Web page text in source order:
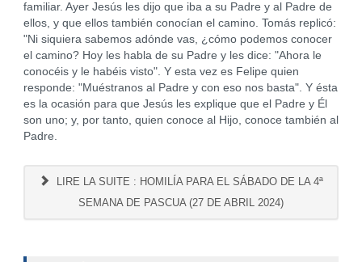
familiar. Ayer Jesús les dijo que iba a su Padre y al Padre de
ellos, y que ellos también conocían el camino. Tomás replicó:
"Ni siquiera sabemos adónde vas, ¿cómo podemos conocer
el camino? Hoy les habla de su Padre y les dice: "Ahora le
conocéis y le habéis visto". Y esta vez es Felipe quien
responde: "Muéstranos al Padre y con eso nos basta". Y ésta
es la ocasión para que Jesús les explique que el Padre y Él
son uno; y, por tanto, quien conoce al Hijo, conoce también al
Padre.
LIRE LA SUITE : HOMILÍA PARA EL SÁBADO DE LA 4ª
SEMANA DE PASCUA (27 DE ABRIL 2024)